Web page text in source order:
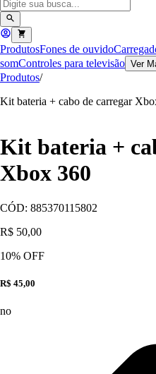
ProdutosFones de ouvido
somControles para televisão Ver
Produtos/
Kit bateria + cabo de carregar
Kit bateria +
Xbox 360
CÓD: 885370115802
R$ 50,00
10% OFF
R$ 45,00
no